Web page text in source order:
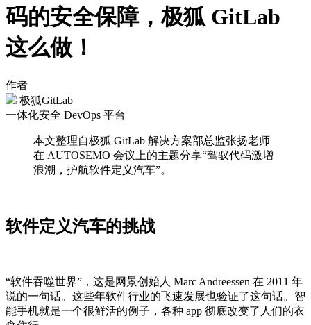
码的安全保障，极狐 GitLab
这么做！
作者
极狐GitLab
一体化安全 DevOps 平台
本文整理自极狐 GitLab 解决方案部总监张扬老师
在 AUTOSEMO 会议上的主题分享“驾驭代码激增
浪潮，护航软件定义汽车”。
软件定义汽车的挑战
“软件吞噬世界”，这是网景创始人 Marc Andreessen 在 2011 年
说的一句话。这些年软件行业的飞速发展也验证了这句话。智
能手机就是一个很鲜活的例子，各种 app 彻底改变了人们的衣